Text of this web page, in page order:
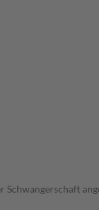
Schwangerschaft